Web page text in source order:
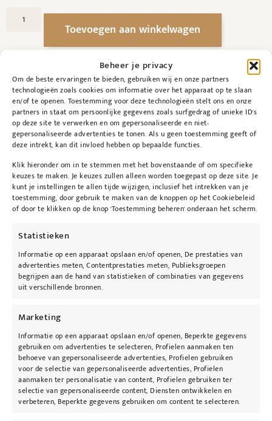
Beheer je privacy
Om de beste ervaringen te bieden, gebruiken wij en onze partners
technologieën zoals cookies om informatie over het apparaat op te slaan
en/of te openen. Toestemming voor deze technologieën stelt ons en onze
partners in staat om persoonlijke gegevens zoals surfgedrag of unieke ID's
op deze site te verwerken en om gepersonaliseerde en niet-
gepersonaliseerde advertenties te tonen. Als u geen toestemming geeft of
deze intrekt, kan dit invloed hebben op bepaalde functies.
Klik hieronder om in te stemmen met het bovenstaande of om specifieke
keuzes te maken. Je keuzes zullen alleen worden toegepast op deze site. Je
kunt je instellingen te allen tijde wijzigen, inclusief het intrekken van je
toestemming, door gebruik te maken van de knoppen op het Cookiebeleid
of door te klikken op de knop 'Toestemming beheren' onderaan het scherm.
Statistieken
Informatie op een apparaat opslaan en/of openen, De prestaties van
advertenties meten, Contentprestaties meten, Publieksgroepen
begrijpen aan de hand van statistieken of combinaties van gegevens
uit verschillende bronnen.
Marketing
Informatie op een apparaat opslaan en/of openen, Beperkte gegevens
gebruiken om advertenties te selecteren, Profielen aanmaken ten
behoeve van gepersonaliseerde advertenties, Profielen gebruiken
voor de selectie van gepersonaliseerde advertenties, Profielen
aanmaken ter personalisatie van content, Profielen gebruiken ter
selectie van gepersonaliseerde content, Diensten ontwikkelen en
verbeteren, Beperkte gegevens gebruiken om content te selecteren.
Toevoegen aan winkelwagen
Beschrijving
Gebruiksaanwijzing
Gebruik 2 maal daags, in de ochtend en avond.
Maak de handen en het gelaat vochtig en
masseer de reiniger in de huid met zachte,
warm water en dep de huid droog.
Huidtypen
Geschikt voor alle huidtypen.
– Papaya fruitzuren en polymelkzuur
verwijderen vuil en dode huidcellen